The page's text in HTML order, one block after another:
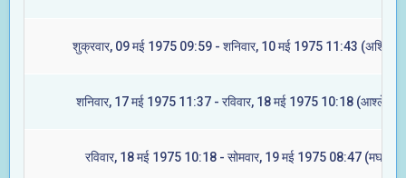
शुक्रवार, 09 मई 1975 09:59 - शनिवार, 10 मई 1975 11:43 (अश्विनी)
शनिवार, 17 मई 1975 11:37 - रविवार, 18 मई 1975 10:18 (आश्लेषा)
रविवार, 18 मई 1975 10:18 - सोमवार, 19 मई 1975 08:47 (मघा)